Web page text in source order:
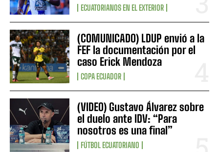
ECUATORIANOS EN EL EXTERIOR
(COMUNICADO) LDUP envió a la
FEF la documentación por el
caso Erick Mendoza
COPA ECUADOR
(VIDEO) Gustavo Álvarez sobre
el duelo ante IDV: “Para
nosotros es una final”
FÚTBOL ECUATORIANO